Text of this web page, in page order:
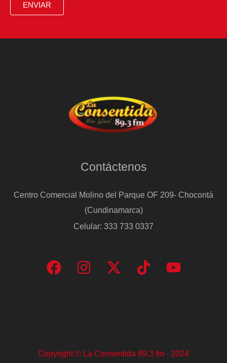
ENVIAR
Contáctenos
Centro Comercial Molino del Parque OF 209- Chocontá
(Cundinamarca)
Celular: 333 733 0337
Copyright © La Consentida 89.3 fm - 2024